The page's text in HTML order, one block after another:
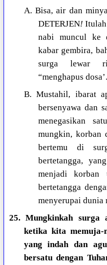
A. Bisa, air dan
DETERJEN!
nabi muncul ke
kabar gembira,
surga lewar
“menghapus dosa’.
B. Mustahil, ibarat
bersenyawa dan
menegasikan
mungkin, korban
bertemu di
bertetangga,
menjadi korban
bertetangga
menyerupai dunia
25. Mungkinkah surga
ketika kita
yang indah dan
bersatu dengan